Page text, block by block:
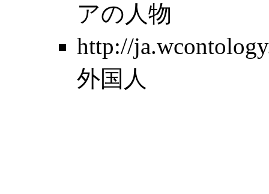
アの人物
http://
外国人